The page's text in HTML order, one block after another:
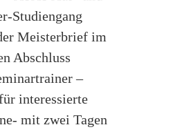
Studiengang
Meisterbrief im
Abschluss
–
interessierte
mit zwei Tagen